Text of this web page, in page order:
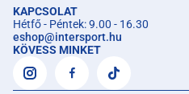
KAPCSOLAT
Hétfő - Péntek: 9.00 - 16.30
eshop@intersport.hu
KÖVESS MINKET